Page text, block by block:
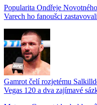
Popularita Ondřeje
Varech ho fanoušci
Gamrot čelí rozjetému
Vegas 120 a dva zajímavé